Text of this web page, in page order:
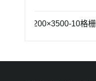
1200×3500-10格栅除污机